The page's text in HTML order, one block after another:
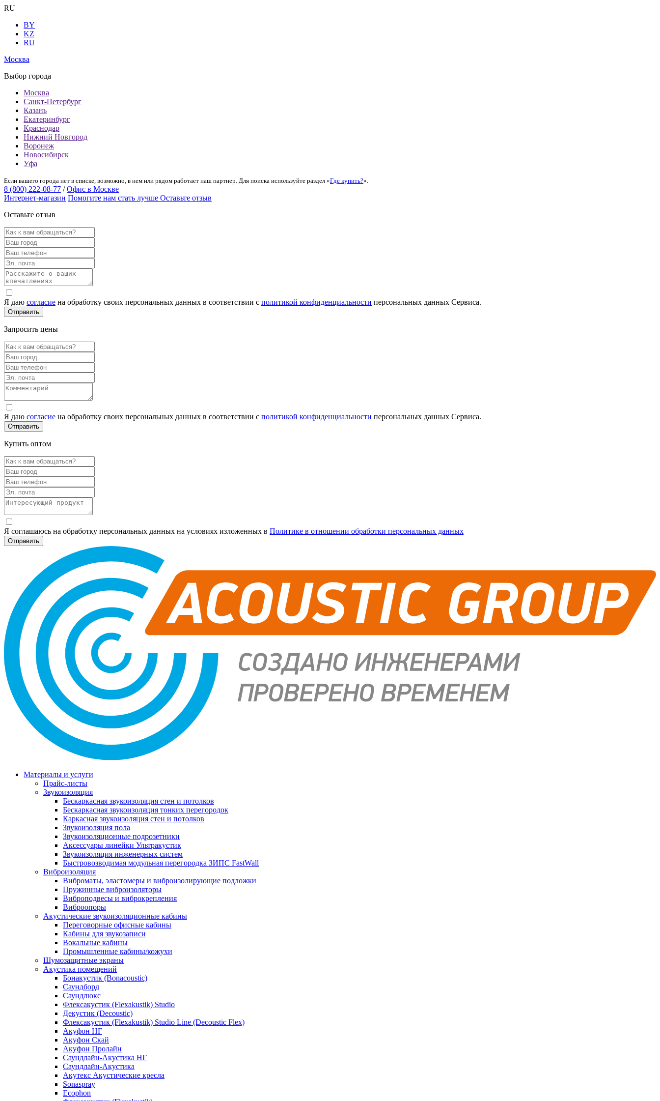
RU
BY
KZ
RU
Москва
Выбор города
Москва
Санкт-Петербург
Казань
Екатеринбург
Краснодар
Нижний Новгород
Воронеж
Новосибирск
Уфа
Если вашего города нет в списке, возможно, в нем или рядом работает наш партнер. Для поиска используйте раздел «Где купить?».
8 (800) 222-08-77 / Офис в Москве
Интернет-магазин Помогите нам стать лучше Оставьте отзыв
Оставьте отзыв
Я даю согласие на обработку своих персональных данных в соответствии с политикой конфиденциальности персональных данных Сервиса.
Запросить цены
Я даю согласие на обработку своих персональных данных в соответствии с политикой конфиденциальности персональных данных Сервиса.
Купить оптом
Я соглашаюсь на обработку персональных данных на условиях изложенных в Политике в отношении обработки персональных данных
Материалы и услуги
Прайс-листы
Звукоизоляция
Бескаркасная звукоизоляция стен и потолков
Бескаркасная звукоизоляция тонких перегородок
Каркасная звукоизоляция стен и потолков
Звукоизоляция пола
Звукоизоляционные подрозетники
Аксессуары линейки Ультракустик
Звукоизоляция инженерных систем
Быстровозводимая модульная перегородка ЗИПС FastWall
Виброизоляция
Виброматы, эластомеры и виброизолирующие подложки
Пружинные виброизоляторы
Виброподвесы и виброкрепления
Виброопоры
Акустические звукоизоляционные кабины
Переговорные офисные кабины
Кабины для звукозаписи
Вокальные кабины
Промышленные кабины/кожухи
Шумозащитные экраны
Акустика помещений
Бонакустик (Bonacoustic)
Саундборд
Саундлюкс
Флексакустик (Flexakustik) Studio
Декустик (Decoustic)
Флексакустик (Flexakustik) Studio Line (Decoustic Flex)
Акуфон НГ
Акуфон Скай
Акуфон Пролайн
Саундлайн-Акустика НГ
Саундлайн-Акустика
Акутекс Акустические кресла
Sonaspray
Ecophon